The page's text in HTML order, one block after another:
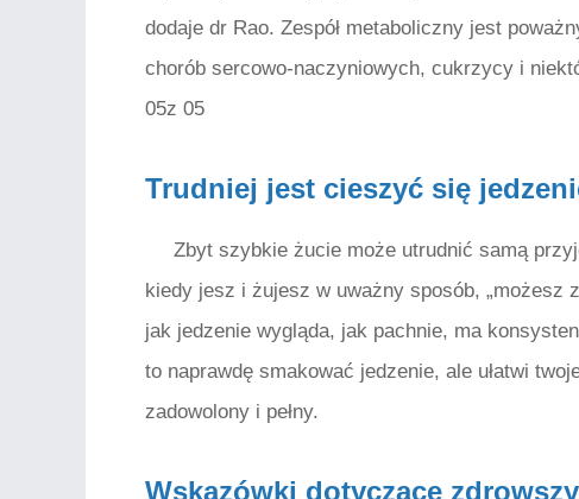
dodaje dr Rao. Zespół metaboliczny jest
chorób sercowo-naczyniowych, cukrzycy i
05z 05
Trudniej jest cieszyć się
Zbyt szybkie żucie może utrudnić samą
kiedy jesz i żujesz w uważny sposób, „możesz
jak jedzenie wygląda, jak pachnie, ma
to naprawdę smakować jedzenie, ale ułatwi
zadowolony i pełny.
Wskazówki dotyczące